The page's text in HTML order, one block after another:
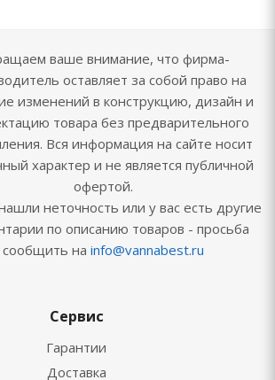
ваше внимание, что фирма-
оставляет за собой право на
изменений в конструкцию, дизайн и
товара без предварительного
Вся информация на сайте носит
характер и не является публичной
офертой.
неточность или у вас есть другие
по описанию товаров - просьба
сообщить на info@vannabest.ru
Сервис
Гарантии
Доставка